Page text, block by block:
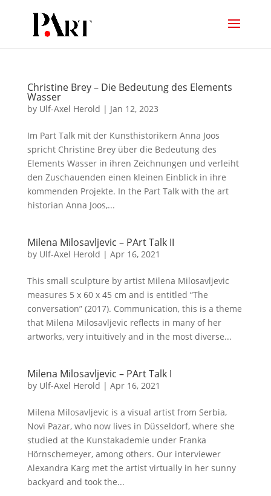
Christine Brey – Die Bedeutung des Elements
Wasser
by Ulf-Axel Herold | Jan 12, 2023
Im Part Talk mit der Kunsthistorikern Anna Joos
spricht Christine Brey über die Bedeutung des
Elements Wasser in ihren Zeichnungen und verleiht
den Zuschauenden einen kleinen Einblick in ihre
kommenden Projekte. In the Part Talk with the art
historian Anna Joos,...
Milena Milosavljevic – PArt Talk II
by Ulf-Axel Herold | Apr 16, 2021
This small sculpture by artist Milena Milosavljevic
measures 5 x 60 x 45 cm and is entitled “The
conversation” (2017). Communication, this is a theme
that Milena Milosavljevic reflects in many of her
artworks, very intuitively and in the most diverse...
Milena Milosavljevic – PArt Talk I
by Ulf-Axel Herold | Apr 16, 2021
Milena Milosavljevic is a visual artist from Serbia,
Novi Pazar, who now lives in Düsseldorf, where she
studied at the Kunstakademie under Franka
Hörnschemeyer, among others. Our interviewer
Alexandra Karg met the artist virtually in her sunny
backyard and took the...